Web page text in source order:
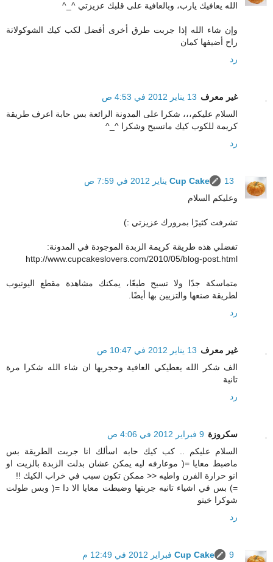
الله يعافيك يارب، وبالعافية على قلبك عزيزتي ^_^
وإن شاء الله إذا جربت طرق أخرى أفضل لكب كيك الشوكولاتة
راح أضيفها كمان
رد
غير معرف 13 يناير 2012 في 4:53 ص
السلام عليكم،،، شكرا على المدونة الرائعة بس حابة اعرف طريقة
كريمة للكوب كيك ماتسيح وشكرا ^_^
رد
Cup Cake
13 يناير 2012 في 7:59 ص
وعليكم السلام
تشرفت كثيرًا بمرورك عزيزتي :)
تفضلي هذه طريقة كريمة الزبدة الموجودة في المدونة:
http://www.cupcakeslovers.com/2010/05/blog-post.html
متماسكة جدًا ولا تسيح طبعًا، يمكنك مشاهدة مقطع اليوتيوب
لطريقة صنعها والتزيين بها أيضًا.
رد
غير معرف 13 يناير 2012 في 10:47 ص
الف شكر الله يعطيكي العافية وحجربها ان شاء الله شكرا مرة
تانية
رد
سكروزة 9 فبراير 2012 في 4:06 ص
السلام عليكم .. كب كيك حابه اسألك انا جربت الطريقة بس
ماضبط معايا =( موعارفه ليه يمكن عشان بدلت الزبدة بالزيت او
انو حرارة الفرن واطيه << ممكن تكون سبب في خراب الكيك !!
=) بس في اشياء تانيه جربتها وضبطت معايا الا دا =( وبس طولت
شوكرا خيتو
رد
Cup Cake 9 فبراير 2012 في 12:49 م